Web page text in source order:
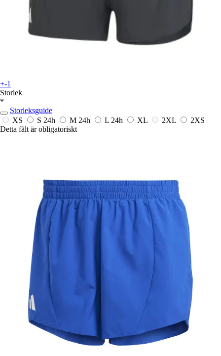
+-1
Storlek
*
Storleksguide
XS
S 24h M 24h L 24h XL 2XL
2XS
Detta fält är obligatoriskt